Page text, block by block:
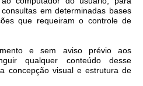
em determinadas bases
que requeiram o controle de
e sem aviso prévio aos
qualquer conteúdo desse
concepção visual e estrutura de